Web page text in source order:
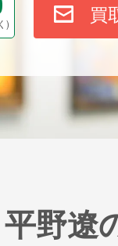
) 買
平野遼